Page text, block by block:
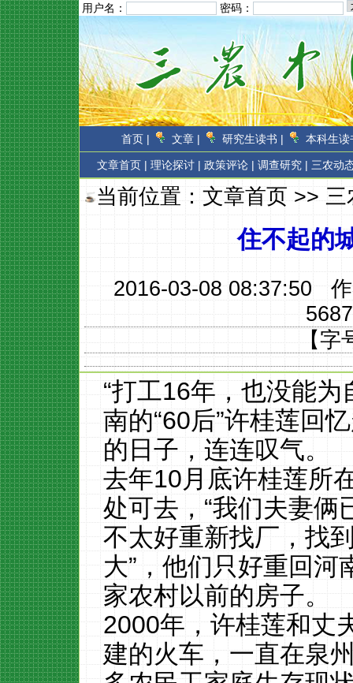
用户名： 密码：
首页 | 文章 | 研究生读书 | 本科生读
文章首页 | 理论探讨 | 政策评论 | 调查研究 | 三农动
当前位置：文章首页>>三
住不起的
2016-03-08 08:37:50
5687
【字
“打工16年，也没能
南的“60后”许桂莲回
的日子，连连叹气。
去年10月底许桂莲所
处可去，“我们夫妻俩
不太好重新找厂，找
大”，他们只好重回河
家农村以前的房子。
2000年，许桂莲和丈
建的火车，一直在泉